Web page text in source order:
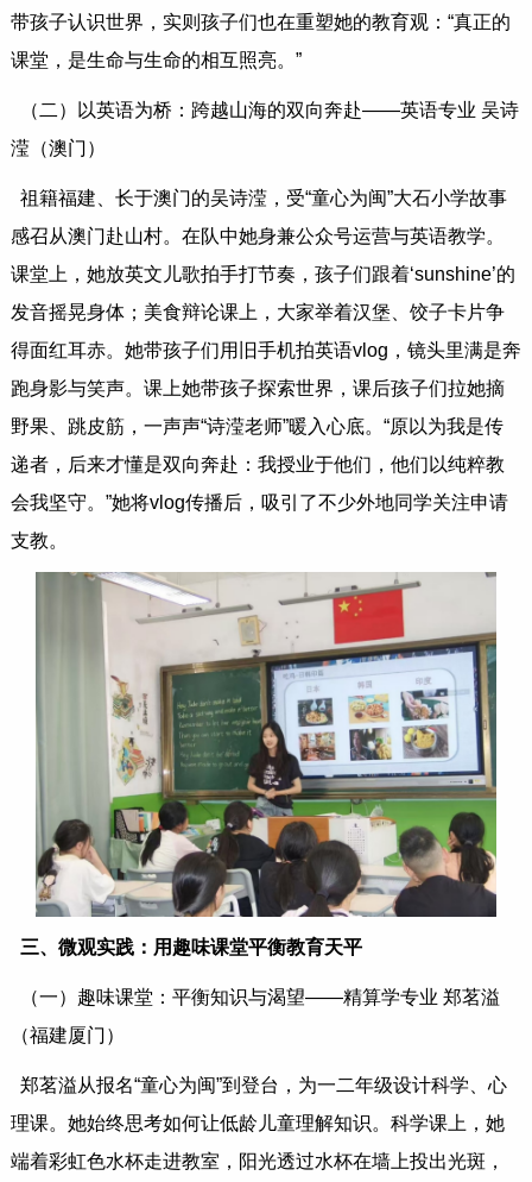
带孩子认识世界，实则孩子们也在重塑她的教育观：“真正的
课堂，是生命与生命的相互照亮。”
（二）以英语为桥：跨越山海的双向奔赴——英语专业 吴诗
滢（澳门）
祖籍福建、长于澳门的吴诗滢，受“童心为闽”大石小学故事
感召从澳门赴山村。在队中她身兼公众号运营与英语教学。
课堂上，她放英文儿歌拍手打节奏，孩子们跟着‘sunshine’的
发音摇晃身体；美食辩论课上，大家举着汉堡、饺子卡片争
得面红耳赤。她带孩子们用旧手机拍英语vlog，镜头里满是奔
跑身影与笑声。课上她带孩子探索世界，课后孩子们拉她摘
野果、跳皮筋，一声声“诗滢老师”暖入心底。“原以为我是传
递者，后来才懂是双向奔赴：我授业于他们，他们以纯粹教
会我坚守。”她将vlog传播后，吸引了不少外地同学关注申请
支教。
三、微观实践：用趣味课堂平衡教育天平
（一）趣味课堂：平衡知识与渴望——精算学专业 郑茗溢
（福建厦门）
郑茗溢从报名“童心为闽”到登台，为一二年级设计科学、心
理课。她始终思考如何让低龄儿童理解知识。科学课上，她
端着彩虹色水杯走进教室，阳光透过水杯在墙上投出光斑，